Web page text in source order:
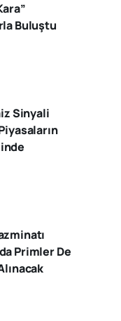
Buluştu
Sinyali
Primler De